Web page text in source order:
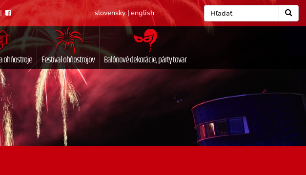
slovensky| english
ohňostroje Festival ohňostrojov Balónové dekorácie, párty tovar